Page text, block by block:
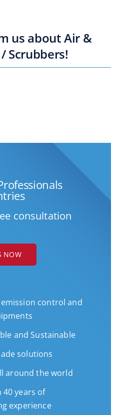
us about Air &
Scrubbers!
consultation
NOW
control and
and Sustainable
solutions
around the world
years of
experience